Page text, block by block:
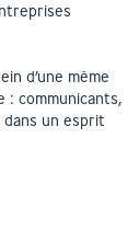
d’une même
: communicants,
un esprit